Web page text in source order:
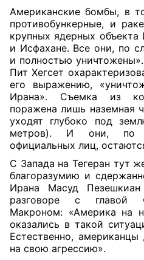
Американские бомбы, в
противобункерные, и
крупных ядерных
и Исфахане. Все они, по
и полностью
Пит Хегсет
его выражению,
Ирана». Съемка из
поражена лишь наземная
уходят глубоко под
метров). И они, по
официальных лиц,
С Запада на Тегеран тут
благоразумию и
Ирана Масуд
разговоре с главой
Макроном: «Америка на
оказались в такой
Естественно,
на свою агрессию».